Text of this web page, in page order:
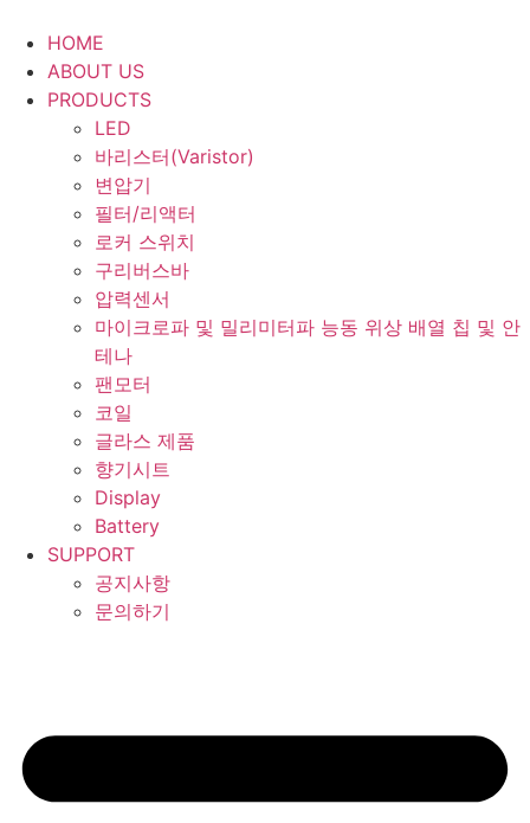
content
HOME
ABOUT US
PRODUCTS
LED
바리스터(Varistor)
변압기
필터/리액터
로커 스위치
구리버스바
압력센서
마이크로파 및 밀리미터파 능동 위상 배열 칩 및 안
테나
팬모터
코일
글라스 제품
향기시트
Display
Battery
SUPPORT
공지사항
문의하기